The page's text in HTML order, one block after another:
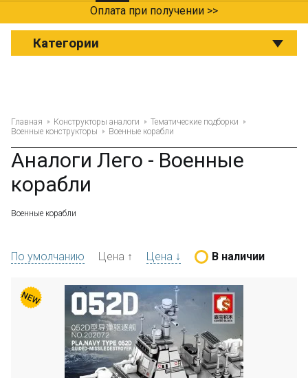
Оплата при получении >>
Категории
Главная Конструкторы аналоги
Тематические подборки
Военные конструкторы
Военные корабли
Аналоги Лего - Военные
корабли
Военные корабли
По умолчанию Цена ↑ Цена ↓ В наличии